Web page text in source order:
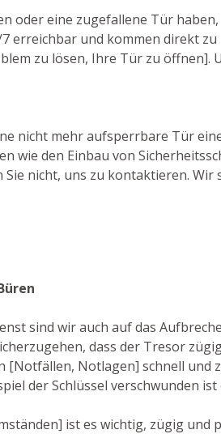
oder eine zugefallene Tür haben,
erreichbar und kommen direkt zu
zu lösen, Ihre Tür zu
nicht mehr aufsperrbare Tür
wie den Einbau von
nicht, uns zu kontaktieren.
sind wir auch auf das
dass der Tresor
[Notfällen, Notlagen] schnell und
der Schlüssel verschwunden
ist es wichtig, zügig